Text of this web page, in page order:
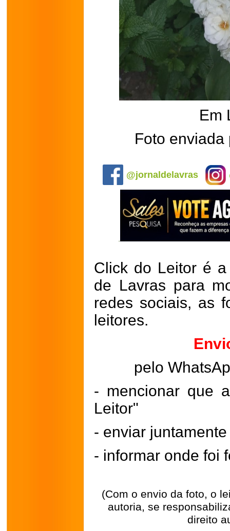
Em
Foto enviada
@jornaldelavras
Click do Leitor é
de Lavras para
redes sociais, as
leitores.
pelo
- mencionar que
Leitor"
- enviar
- informar onde foi
(Com o envio da foto, o
autoria, se
direito